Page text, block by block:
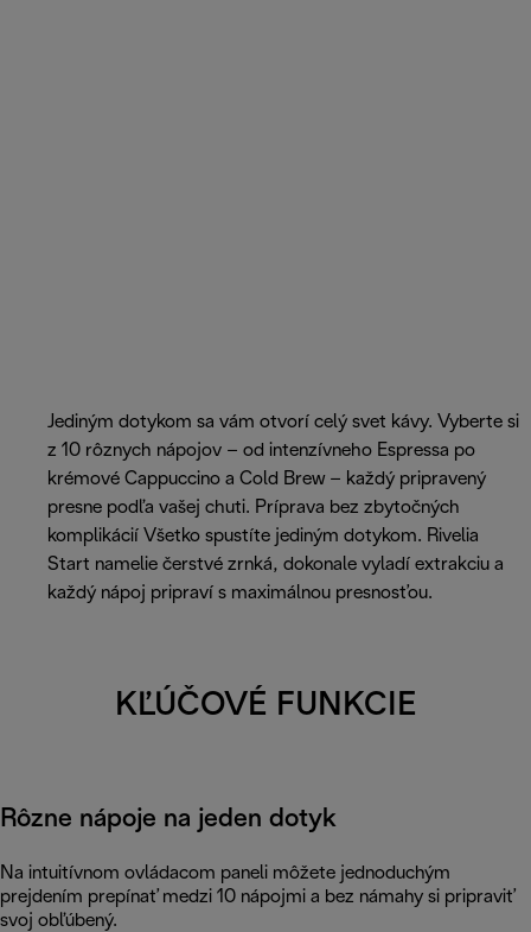
Jediným dotykom sa vám otvorí celý svet kávy. Vyberte si
z 10 rôznych nápojov – od intenzívneho Espressa po
krémové Cappuccino a Cold Brew – každý pripravený
presne podľa vašej chuti. Príprava bez zbytočných
komplikácií Všetko spustíte jediným dotykom. Rivelia
Start namelie čerstvé zrnká, dokonale vyladí extrakciu a
každý nápoj pripraví s maximálnou presnosťou.
KĽÚČOVÉ FUNKCIE
Rôzne nápoje na jeden dotyk
Na intuitívnom ovládacom paneli môžete jednoduchým
prejdením prepínať medzi 10 nápojmi a bez námahy si pripraviť
svoj obľúbený.